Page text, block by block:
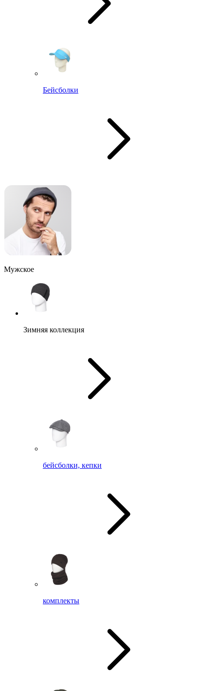
Бейсболки
Мужское
Зимняя коллекция
бейсболки, кепки
комплекты